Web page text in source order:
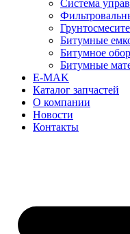
Система
Битумные
Битумное
Битумные
E-MAK
Каталог запчастей
О компании
Новости
Контакты